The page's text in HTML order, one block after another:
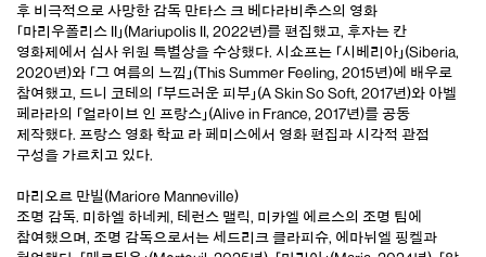
후 비극적으로 사망한 감독 만타스 크 베다라비추스의 영화
「마리우폴리스 II」(Mariupolis II, 2022년)를 편집했고, 후자는 칸
영화제에서 심사 위원 특별상을 수상했다. 시쇼프는 「시베리아」(Siberia,
2020년)와 「그 여름의 느낌」(This Summer Feeling, 2015년)에 배우로
참여했고, 드니 코테의 「부드러운 피부」(A Skin So Soft, 2017년)와 아벨
페라라의 「얼라이브 인 프랑스」(Alive in France, 2017년)를 공동
제작했다. 프랑스 영화 학교 라 페미스에서 영화 편집과 시각적 관점
구성을 가르치고 있다.
마리오르 만빌(Mariore Manneville)
조명 감독. 미하엘 하네케, 테런스 맬릭, 미카엘 에르스의 조명 팀에
참여했으며, 조명 감독으로서는 세드리크 클라피슈, 에마뉘엘 핑켈과